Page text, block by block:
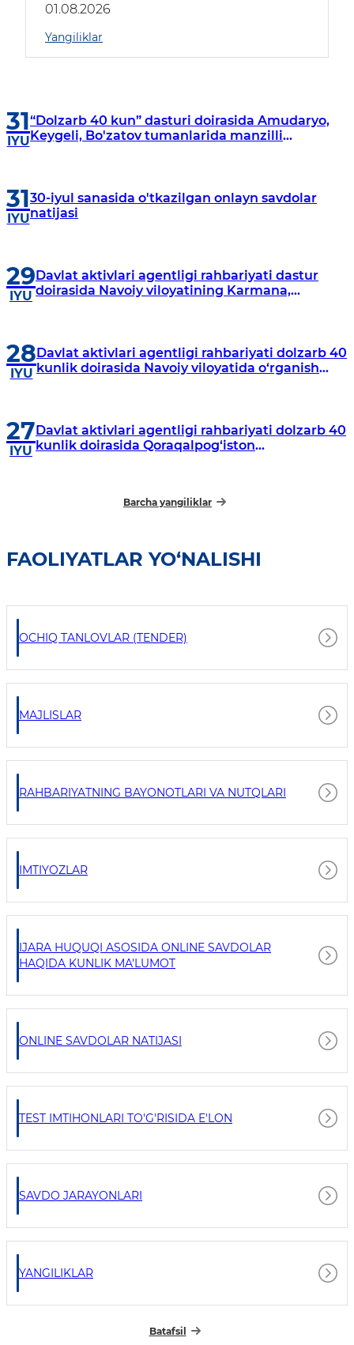
borildi
01.08.2026
Yangiliklar
31
IYU
“Dolzarb 40 kun” dasturi doirasida Amudaryo,
Keygeli, Bo'zatov tumanlarida manzilli
31
IYU
30-iyul sanasida o'tkazilgan onlayn savdolar
natijasi
29
IYU
Davlat aktivlari agentligi rahbariyati dastur
doirasida Navoiy viloyatining Karmana,
28
IYU
Davlat aktivlari agentligi rahbariyati dolzarb 40
kunlik doirasida Navoiy viloyatida o‘rganish
27
IYU
Davlat aktivlari agentligi rahbariyati dolzarb 40
kunlik doirasida Qoraqalpog‘iston
Barcha yangiliklar
FAOLIYATLAR YO‘NALISHI
OCHIQ TANLOVLAR (TENDER)
MAJLISLAR
RAHBARIYATNING BAYONOTLARI VA NUTQLARI
IMTIYOZLAR
IJARA HUQUQI ASOSIDA ONLINE SAVDOLAR
HAQIDA KUNLIK MA'LUMOT
ONLINE SAVDOLAR NATIJASI
TEST IMTIHONLARI TO'G'RISIDA E'LON
SAVDO JARAYONLARI
YANGILIKLAR
Batafsil